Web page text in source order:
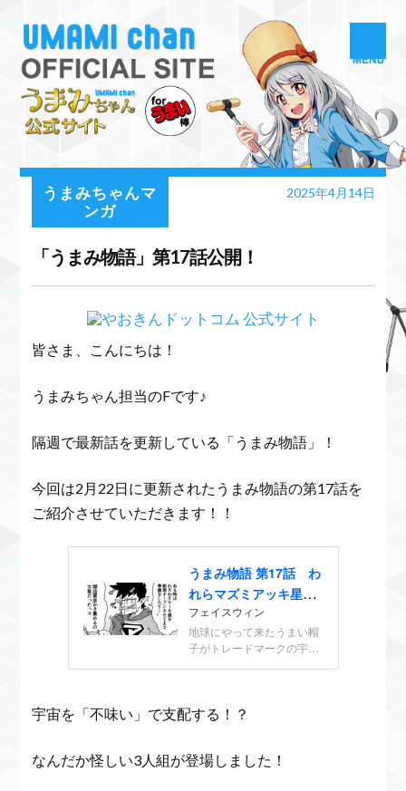
うまみちゃんマ
ンガ
2025年4月14日
「うまみ物語」第17話公開！
皆さま、こんにちは！
うまみちゃん担当のFです♪
隔週で最新話を更新している「うまみ物語」！
今回は2月22日に更新されたうまみ物語の第17話を
ご紹介させていただきます！！
宇宙を「不味い」で支配する！？
なんだか怪しい3人組が登場しました！